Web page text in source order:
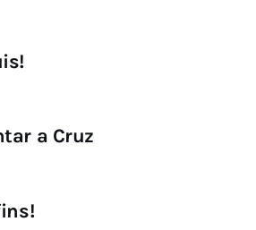
a Cruz